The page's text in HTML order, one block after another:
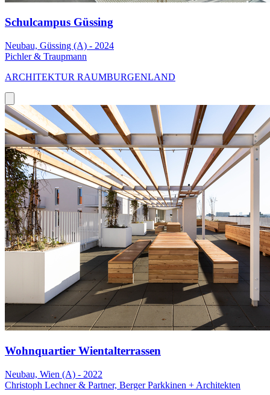
Schulcampus Güssing
Neubau, Güssing (A) - 2024
Pichler & Traupmann
ARCHITEKTUR RAUMBURGENLAND
Wohnquartier Wientalterrassen
Neubau, Wien (A) - 2022
Christoph Lechner & Partner, Berger Parkkinen + Architekten